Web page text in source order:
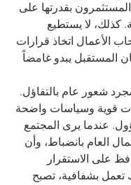
بقدرتها على
كذلك، لا يستطيع
الأعمال اتخاذ قرارات
المستقبل يبدو غامضاً
شعور عام بالتفاؤل.
قوية وسياسات واضحة
عندما يرى المجتمع
العام بانضباط، وأن
على الاستقرار
تعمل بشفافية، تصبح